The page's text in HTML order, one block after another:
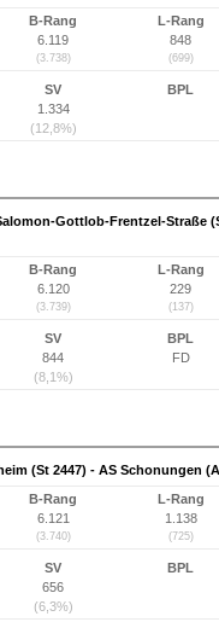
B-Rang
6.119
(3.738)
L-Rang
848
(699)
SV
1.334
(12,8%)
BPL
Gottlob-Frentzel-Straße
B-Rang
6.120
(3.739)
L-Rang
229
(137)
SV
844
(8,1%)
BPL
FD
(St 2447) - AS Schonungen
B-Rang
6.121
(3.740)
L-Rang
1.138
(725)
SV
656
(6,3%)
BPL